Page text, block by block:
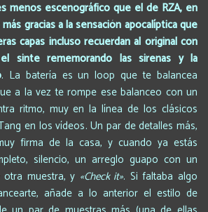
menos escenográfico que el de RZA, en
gracias a la sensación apocalíptica que
capas incluso recuerdan al original con
sinte rememorando las sirenas y la
. La batería es un loop que te balancea
a la vez te rompe ese balanceo con un
ritmo, muy en la línea de los clásicos
en los vídeos. Un par de detalles más,
firma de la casa, y cuando ya estás
silencio, un arreglo guapo con un
muestra, y «Check it». Si faltaba algo
añade a lo anterior el estilo de